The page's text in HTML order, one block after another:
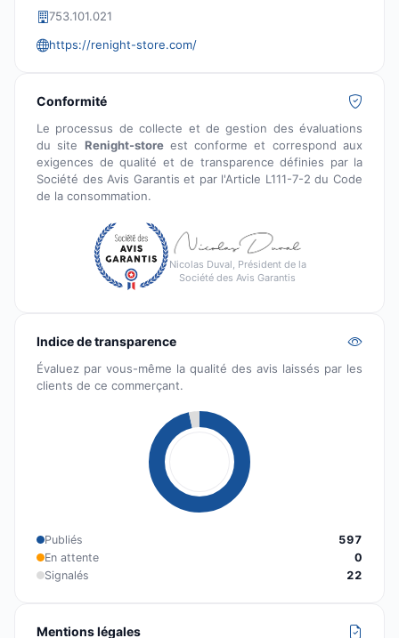
753.101.021
https://renight-store.com/
Conformité
Le processus de collecte et de gestion des évaluations
du site Renight-storeest conforme et correspond aux
exigences de qualité et de transparence définies par la
Société des Avis Garantis et par l'Article L111-7-2 du Code
de la consommation.
Nicolas Duval, Président de la
Société des Avis Garantis
Indice de transparence
Évaluez par vous-même la qualité des avis laissés par les
clients de ce commerçant.
Publiés
597
En attente
0
Signalés
22
Mentions légales